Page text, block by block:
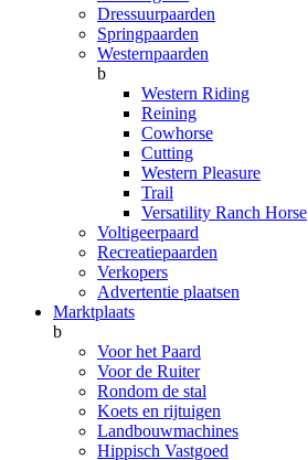
Dressuurpaarden
Springpaarden
Westernpaarden
b
Western Riding
Reining
Cowhorse
Cutting
Western Pleasure
Trail
Versatility Ranch Horse
Voltigeerpaard
Recreatiepaarden
Verkopers
Advertentie plaatsen
Marktplaats
b
Voor het Paard
Voor de Ruiter
Rondom de stal
Koets en rijtuigen
Landbouwmachines
Hippisch Vastgoed